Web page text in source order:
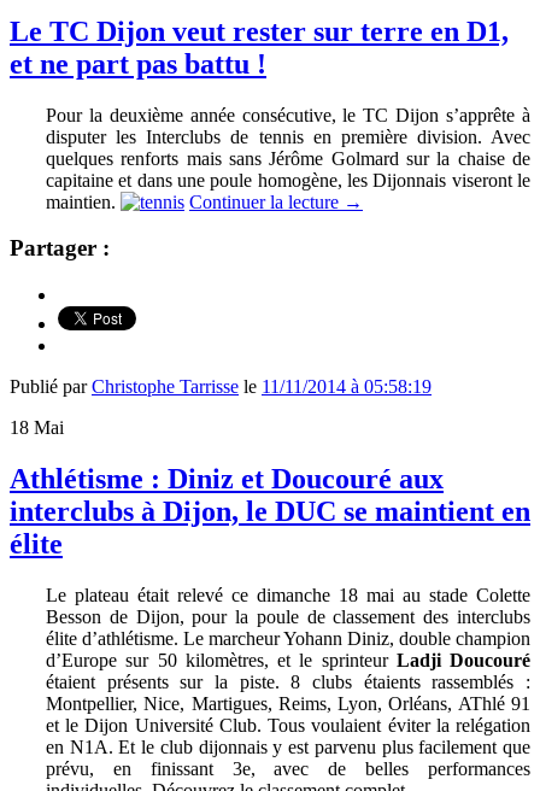
Le TC Dijon veut rester sur terre en D1,
et ne part pas battu !
Pour la deuxième année consécutive, le TC Dijon s’apprête à
disputer les Interclubs de tennis en première division. Avec
quelques renforts mais sans Jérôme Golmard sur la chaise de
capitaine et dans une poule homogène, les Dijonnais viseront le
maintien.
Continuer la lecture →
Partager :
Publié parChristophe Tarrisse le 11/11/2014 à 05:58:19
18 Mai
Athlétisme : Diniz et Doucouré aux
interclubs à Dijon, le DUC se maintient en
élite
Le plateau était relevé ce dimanche 18 mai au stade Colette
Besson de Dijon, pour la poule de classement des interclubs
élite d’athlétisme. Le marcheur Yohann Diniz, double champion
d’Europe sur 50 kilomètres, et le sprinteur Ladji Doucouré
étaient présents sur la piste. 8 clubs étaients rassemblés :
Montpellier, Nice, Martigues, Reims, Lyon, Orléans, AThlé 91
et le Dijon Université Club. Tous voulaient éviter la relégation
en N1A. Et le club dijonnais y est parvenu plus facilement que
prévu, en finissant 3e, avec de belles performances